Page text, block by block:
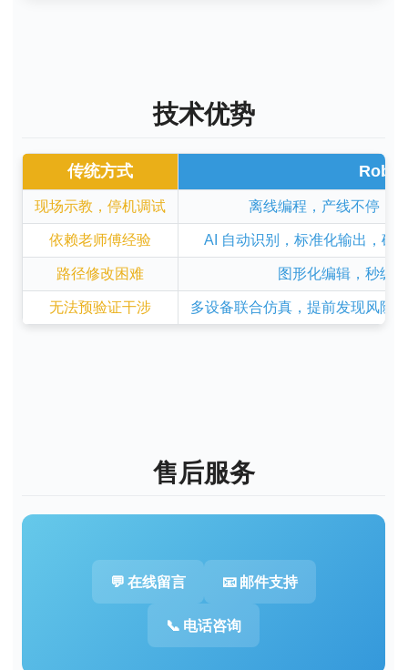
技术优势
传统方式
现场示教，停机调试 离线编程，产线不停，
依赖老师傅经验 AI 自动识别，标准化输出，确
路径修改困难 图形化编辑，秒级
无法预验证干涉 多设备联合仿真，提前发现风险
售后服务
💬 在线留言 📧 邮件支持
📞 电话咨询